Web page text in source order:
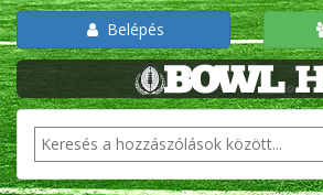
Belépés